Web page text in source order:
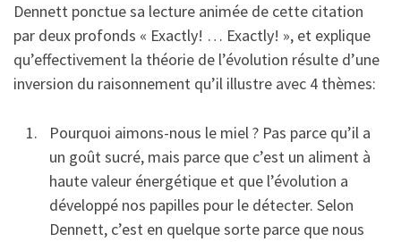
Dennett ponctue sa lecture animée de cette citation
par deux profonds « Exactly! … Exactly! », et explique
qu’effectivement la théorie de l’évolution résulte d’une
inversion du raisonnement qu’il illustre avec 4 thèmes:
Pourquoi aimons-nous le miel ? Pas parce qu’il a
un goût sucré, mais parce que c’est un aliment à
haute valeur énergétique et que l’évolution a
développé nos papilles pour le détecter. Selon
Dennett, c’est en quelque sorte parce que nous